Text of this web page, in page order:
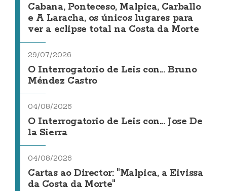
Cabana, Ponteceso, Malpica, Carballo
e A Laracha, os únicos lugares para
ver a eclipse total na Costa da Morte
29/07/2026
O Interrogatorio de Leis con... Bruno
Méndez Castro
04/08/2026
O Interrogatorio de Leis con... Jose De
la Sierra
04/08/2026
Cartas ao Director: "Malpica, a Eivissa
da Costa da Morte"